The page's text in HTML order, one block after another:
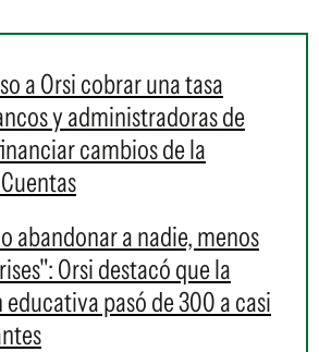
a Orsi cobrar una tasa
y administradoras de
cambios de la
abandonar a nadie, menos
Orsi destacó que la
pasó de 300 a casi